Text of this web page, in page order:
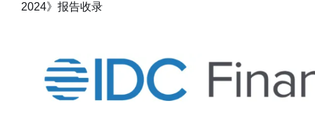
2024》报告收录